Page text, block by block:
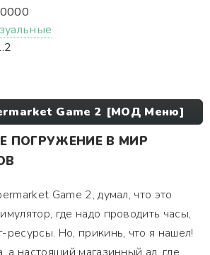
Game 2 [МОД Меню]
ПОГРУЖЕНИЕ В МИР
Game 2, думал, что это
где надо проводить часы,
ресурсы. Но, прикинь, что я нашел!